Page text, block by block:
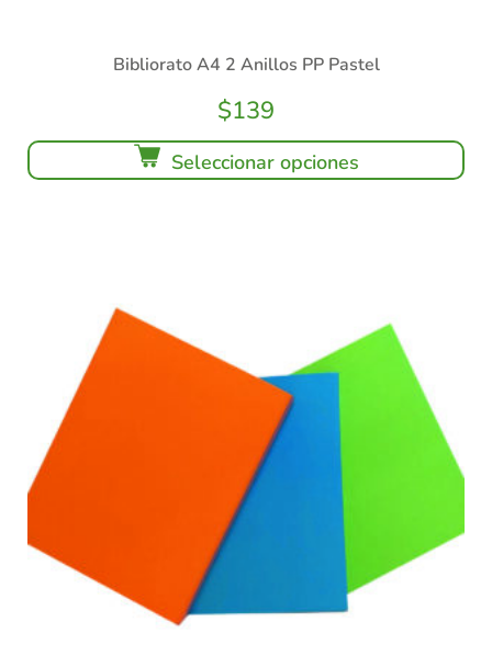
Bibliorato A4 2 Anillos PP Pastel
$139
Seleccionar opciones